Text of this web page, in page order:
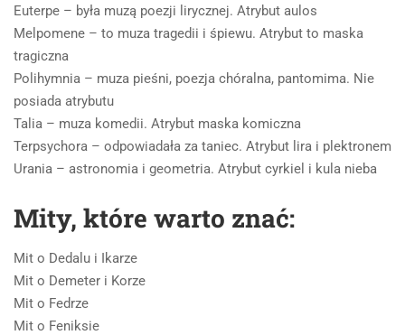
Euterpe – była muzą poezji lirycznej. Atrybut aulos
Melpomene – to muza tragedii i śpiewu. Atrybut to maska
tragiczna
Polihymnia – muza pieśni, poezja chóralna, pantomima. Nie
posiada atrybutu
Talia – muza komedii. Atrybut maska komiczna
Terpsychora – odpowiadała za taniec. Atrybut lira i plektronem
Urania – astronomia i geometria. Atrybut cyrkiel i kula nieba
Mity, które warto znać:
Mit o Dedalu i Ikarze
Mit o Demeter i Korze
Mit o Fedrze
Mit o Feniksie